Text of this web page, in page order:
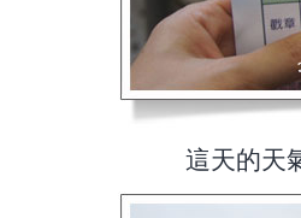
這天的天